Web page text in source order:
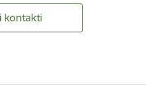
kontakti